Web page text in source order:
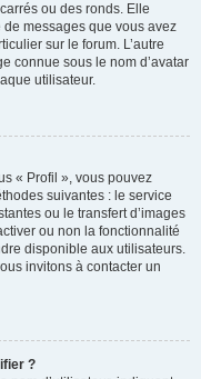
ou des ronds. Elle
messages que vous avez
sur le forum. L’autre
connue sous le nom d’avatar
utilisateur.
« Profil », vous pouvez
suivantes : le service
ou le transfert d’images
ou non la fonctionnalité
disponible aux utilisateurs.
invitons à contacter un
?